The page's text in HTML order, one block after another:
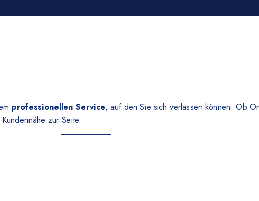
professionellen Service, auf den Sie sich verlassen können. Ob
zur Seite.